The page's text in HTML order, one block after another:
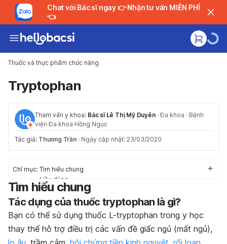
Chat với Bác sĩ ngay 👉 Nhận tư vấn MIỄN PHÍ
👈
Thuốc và thực phẩm chức năng
Tryptophan
Tham vấn y khoa: Bác sĩ Lê Thị Mỹ Duyên ·Đa khoa · Bệnh
viện Đa khoa Hồng Ngọc
Tác giả: Thương Trần · Ngày cập nhật: 23/03/2020
Chỉ mục: Tìm hiểu chung
Liều dùng
Tác dụng phụ
Thận trọng trước khi dùng
Tương tác thuốc
Trường hợp khẩn cấp/quá liều
Tìm hiểu chung
Tác dụng của thuốc tryptophan là gì?
Bạn có thể sử dụng thuốc L-tryptophan trong y học
thay thế hỗ trợ điều trị các vấn đề giấc ngủ (mất ngủ),